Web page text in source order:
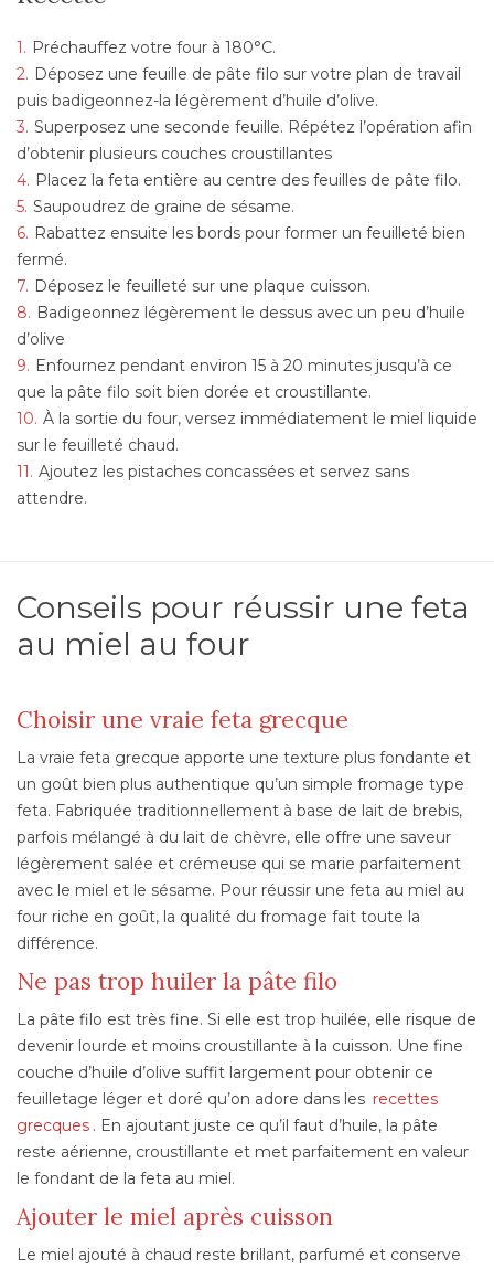
Préchauffez votre four à 180°C.
Déposez une feuille de pâte filo sur votre plan de travail
puis badigeonnez-la légèrement d’huile d’olive.
Superposez une seconde feuille. Répétez l’opération afin
d’obtenir plusieurs couches croustillantes
Placez la feta entière au centre des feuilles de pâte filo.
Saupoudrez de graine de sésame.
Rabattez ensuite les bords pour former un feuilleté bien
fermé.
Déposez le feuilleté sur une plaque cuisson.
Badigeonnez légèrement le dessus avec un peu d’huile
d’olive
Enfournez pendant environ 15 à 20 minutes jusqu’à ce
que la pâte filo soit bien dorée et croustillante.
À la sortie du four, versez immédiatement le miel liquide
sur le feuilleté chaud.
Ajoutez les pistaches concassées et servez sans
attendre.
Conseils pour réussir une feta
au miel au four
Choisir une vraie feta grecque
La vraie feta grecque apporte une texture plus fondante et
un goût bien plus authentique qu’un simple fromage type
feta. Fabriquée traditionnellement à base de lait de brebis,
parfois mélangé à du lait de chèvre, elle offre une saveur
légèrement salée et crémeuse qui se marie parfaitement
avec le miel et le sésame. Pour réussir une feta au miel au
four riche en goût, la qualité du fromage fait toute la
différence.
Ne pas trop huiler la pâte filo
La pâte filo est très fine. Si elle est trop huilée, elle risque de
devenir lourde et moins croustillante à la cuisson. Une fine
couche d’huile d’olive suffit largement pour obtenir ce
feuilletage léger et doré qu’on adore dans les recettes
grecques . En ajoutant juste ce qu’il faut d’huile, la pâte
reste aérienne, croustillante et met parfaitement en valeur
le fondant de la feta au miel.
Ajouter le miel après cuisson
Le miel ajouté à chaud reste brillant, parfumé et conserve